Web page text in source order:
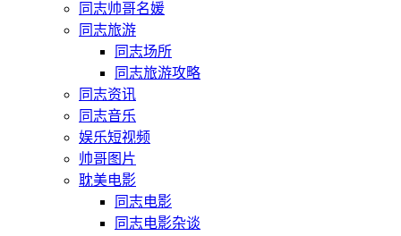
同志帅哥名媛
同志旅游
同志场所
同志旅游攻略
同志资讯
同志音乐
娱乐短视频
帅哥图片
耽美电影
同志电影
同志电影杂谈